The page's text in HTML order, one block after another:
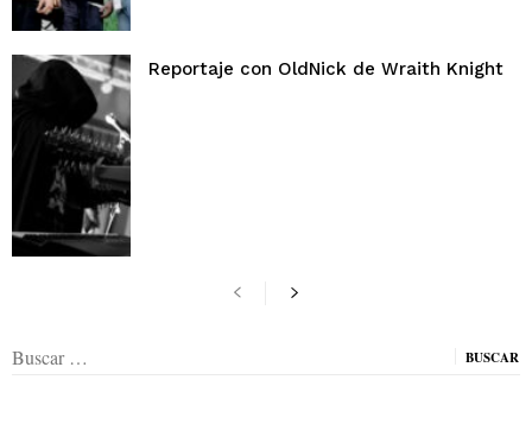
Reportaje con OldNick de Wraith Knight
Buscar: